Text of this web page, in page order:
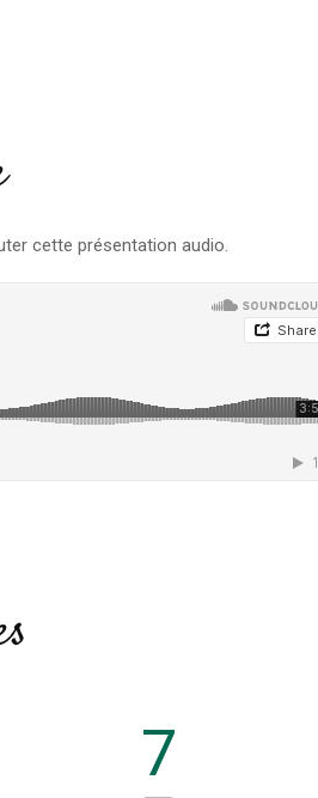
cette présentation audio.
7